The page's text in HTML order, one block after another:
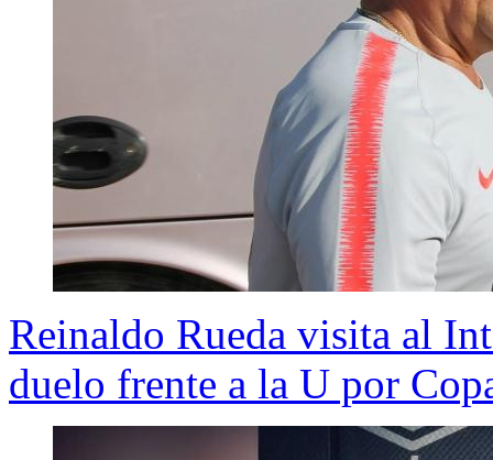
Reinaldo Rueda visita al
duelo frente a la U por